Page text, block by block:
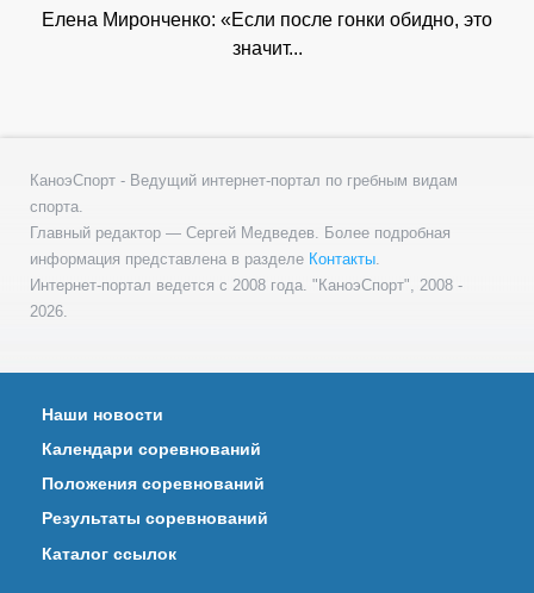
Елена Миронченко: «Если после гонки обидно, это
значит...
КаноэСпорт - Ведущий интернет-портал по гребным видам
спорта.
Главный редактор — Сергей Медведев. Более подробная
информация представлена в разделе Контакты
Интернет-портал ведется с 2008 года. "КаноэСпорт", 2008 -
2026.
Наши новости
Календари соревнований
Положения соревнований
Результаты соревнований
Каталог ссылок